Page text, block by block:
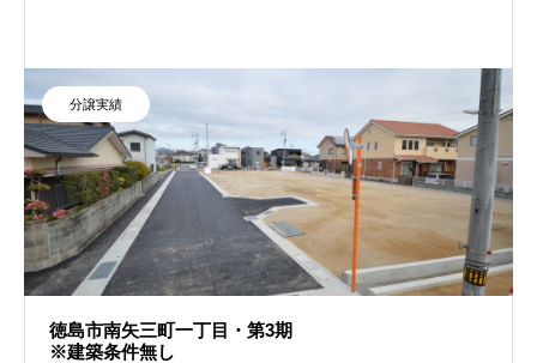
分譲実績
徳島市南矢三町一丁目・第3期
※建築条件無し